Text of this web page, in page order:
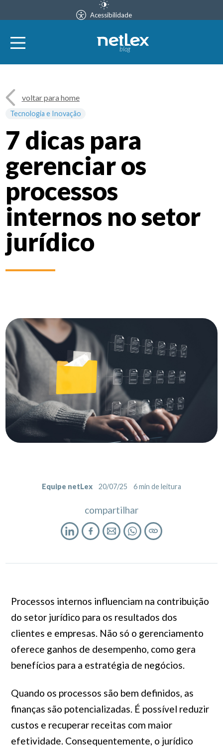
Acessibilidade
blog
Tecnologia e Inovação
voltar para home
7 dicas para
gerenciar os
processos
internos no setor
jurídico
Equipe netLex 20/07/25 6min de leitura
compartilhar
Processos internos influenciam na contribuição
do setor jurídico para os resultados dos
clientes e empresas. Não só o gerenciamento
oferece ganhos de desempenho, como gera
benefícios para a estratégia de negócios.
Quando os processos são bem definidos, as
finanças são potencializadas. É possível reduzir
custos e recuperar receitas com maior
efetividade. Consequentemente, o jurídico